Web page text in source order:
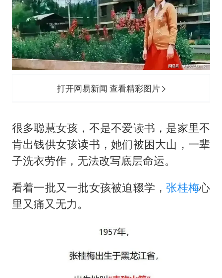
打开网易新闻 查看精彩图片
很多聪慧女孩，不是不爱读书，是家里不
肯出钱供女孩读书，她们被困大山，一辈
子洗衣劳作，无法改写底层命运。
看着一批又一批女孩被迫辍学，张桂梅心
里又痛又无力。